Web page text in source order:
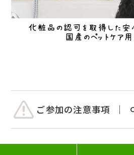
ご参加の注意事項